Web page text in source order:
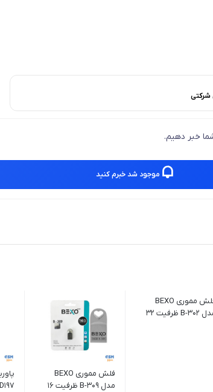
خبر دهیم.
موجود شد خبرم کنید
فلش مموری BEXO
مدل B-302 ظرفیت 32
فلش مموری BEXO
مدل B-309 ظرفیت 16